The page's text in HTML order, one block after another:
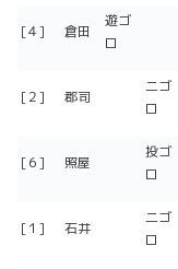
[４] 倉田
遊ゴ
ロ
[２] 郡司
二ゴ
ロ
[６] 照屋
投ゴ
ロ
[１] 石井
二ゴ
ロ